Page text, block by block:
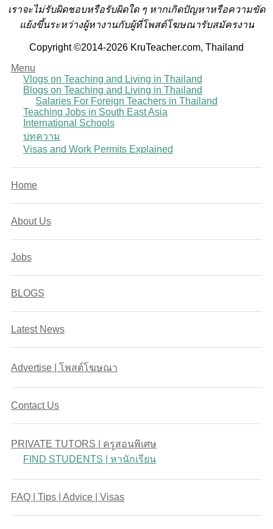
เราจะไม่รับผิดชอบหรือรับผิดใด ๆ หากเกิดปัญหาหรือความขัด
แย้งขึ้นระหว่างผู้หางานกับผู้ที่โพสต์โฆษณารับสมัครงาน
Copyright ©2014-2026 KruTeacher.com, Thailand
Menu
Vlogs on Teaching and Living in Thailand
Blogs on Teaching and Living in Thailand
Salaries For Foreign Teachers in Thailand
Teaching Jobs in South East Asia
International Schools
บทความ
Visas and Work Permits Explained
Home
About Us
Jobs
BLOGS
Latest News
Advertise | โพสต์โฆษณา
Contact Us
PRIVATE TUTORS | ครูสอนพิเศษ
FIND STUDENTS | หานักเรียน
FAQ | Tips | Advice | Visas